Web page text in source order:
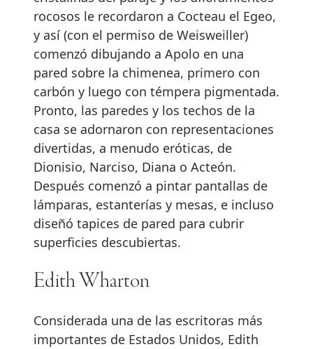
rocosos le recordaron a Cocteau el Egeo,
y así (con el permiso de Weisweiller)
comenzó dibujando a Apolo en una
pared sobre la chimenea, primero con
carbón y luego con témpera pigmentada.
Pronto, las paredes y los techos de la
casa se adornaron con representaciones
divertidas, a menudo eróticas, de
Dionisio, Narciso, Diana o Acteón.
Después comenzó a pintar pantallas de
lámparas, estanterías y mesas, e incluso
diseñó tapices de pared para cubrir
superficies descubiertas.
Edith Wharton
Considerada una de las escritoras más
importantes de Estados Unidos, Edith